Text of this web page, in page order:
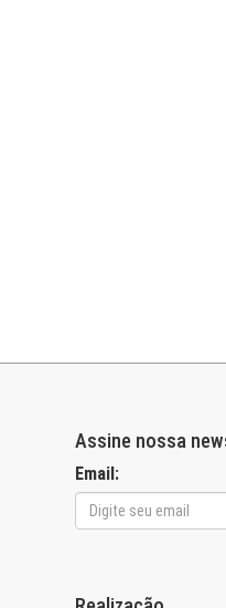
Assine nossa
Email: